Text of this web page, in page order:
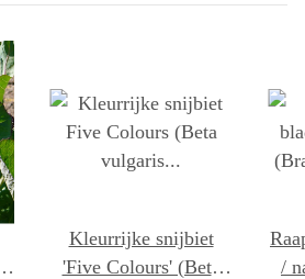
Kleurrijke snijbiet
'Five Colours' (Beta
/